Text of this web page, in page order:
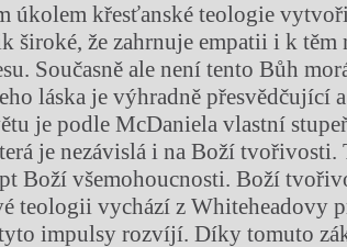
úkolem křesťanské teologie
široké, že zahrnuje empatii i k těm
Současně ale není tento Bůh
láska je výhradně přesvědčující
je podle McDaniela vlastní
je nezávislá i na Boží tvořivosti.
Boží všemohoucnosti. Boží
teologii vychází z Whiteheadovy
impulsy rozvíjí. Díky tomuto